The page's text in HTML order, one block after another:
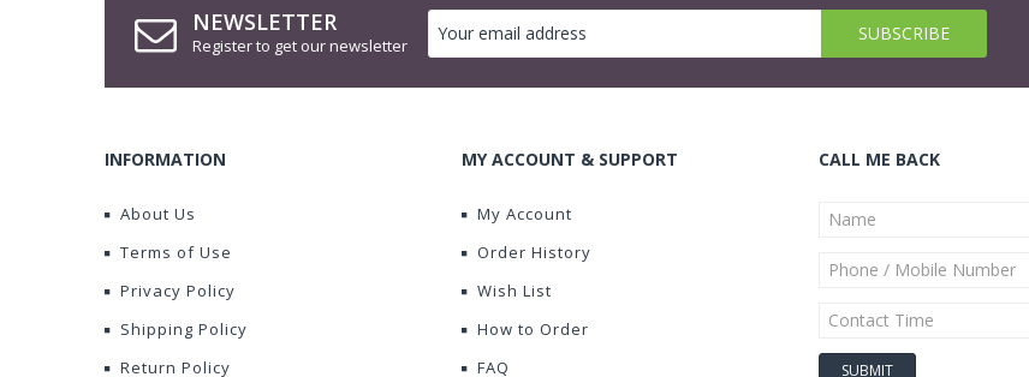
NEWSLETTER
Register to get our newsletter
INFORMATION
About Us
Terms of Use
Privacy Policy
Shipping Policy
Return Policy
MY ACCOUNT & SUPPORT
My Account
Order History
Wish List
How to Order
FAQ
CALL ME BACK